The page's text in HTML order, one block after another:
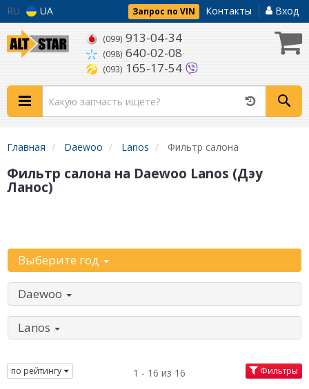
RU UA Запрос по VIN Контакты Вход
(099) 913-04-34
(098) 640-02-08
(093) 165-17-54
Главная Daewoo Lanos Фильтр салона
Фильтр салона на Daewoo Lanos (Дэу
Ланос)
Выберите год
Daewoo
Lanos
по рейтингу 1 - 16 из 16 Фильтры